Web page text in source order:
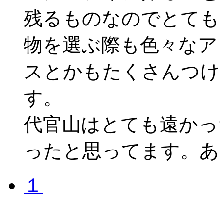
残るものなのでとて
物を選ぶ際も色々な
スとかもたくさんつ
す。
代官山はとても遠か
ったと思ってます。
１